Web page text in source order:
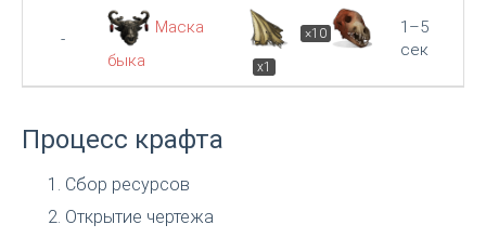
-
Маска
быка
×10
x1
1–5
сек
Процесс крафта
Сбор ресурсов
Открытие чертежа